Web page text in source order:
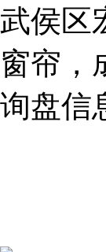
武侯区
窗帘，
询盘信